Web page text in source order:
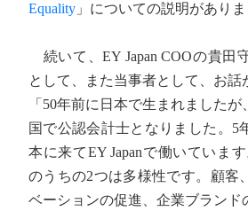
Equality 」についての説明がありま
続いて、EY Japan COOの貴田
として、また当事者として、お話
「50年前に日本で生まれました
国で公認会計士となりました。5
本に来てEY Japanで働いていま
のうちの2つは多様性です。顧客
ベーションの促進、企業ブランド